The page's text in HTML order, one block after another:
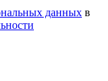
данных в